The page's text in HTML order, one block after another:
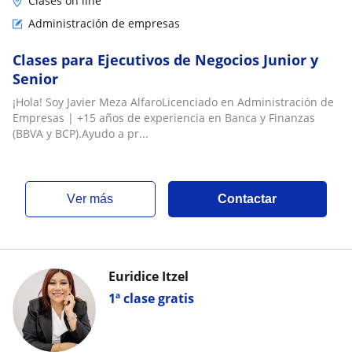
Administración de empresas
Clases para Ejecutivos de Negocios Junior y
Senior
¡Hola! Soy Javier Meza AlfaroLicenciado en Administración de
Empresas | +15 años de experiencia en Banca y Finanzas
(BBVA y BCP).Ayudo a pr...
ver más Contactar
1ª clase gratis
Euridice Itzel